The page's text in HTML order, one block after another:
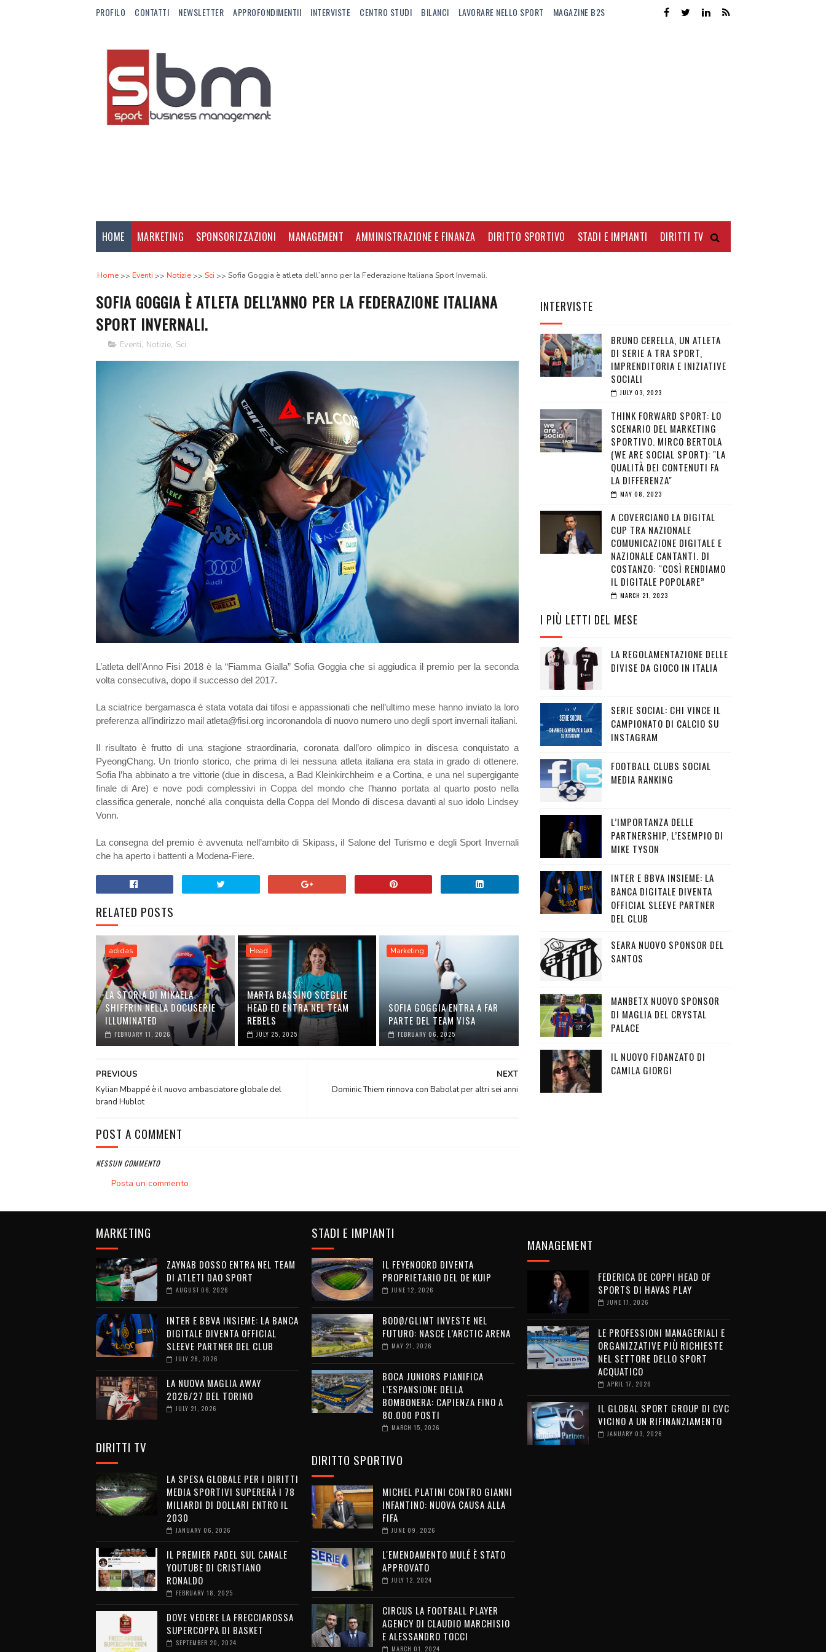
PROFILO CONTATTI NEWSLETTER APPROFONDIMENTII INTERVISTE CENTRO STUDI BILANCI LAVORARE NELLO SPORT MAGAZINE B2S
HOME MARKETING SPONSORIZZAZIONI MANAGEMENT AMMINISTRAZIONE E FINANZA DIRITTO SPORTIVO STADI E IMPIANTI DIRITTI TV
Home Eventi Notizie Sci Sofia Goggia è atleta dell’anno per la Federazione Italiana Sport Invernali.
SOFIA GOGGIA È ATLETA DELL’ANNO PER LA FEDERAZIONE ITALIANA
SPORT INVERNALI.
Eventi, Notizie, Sci
L’atleta dell’Anno Fisi 2018 è la “Fiamma Gialla” Sofia Goggia che si aggiudica il premio per la seconda
volta consecutiva, dopo il successo del 2017.
La sciatrice bergamasca è stata votata dai tifosi e appassionati che nell’ultimo mese hanno inviato la loro
preferenza all’indirizzo mail atleta@fisi.org incoronandola di nuovo numero uno degli sport invernali italiani.
Il risultato è frutto di una stagione straordinaria, coronata dall’oro olimpico in discesa conquistato a
PyeongChang. Un trionfo storico, che prima di lei nessuna atleta italiana era stata in grado di ottenere.
Sofia l’ha abbinato a tre vittorie (due in discesa, a Bad Kleinkirchheim e a Cortina, e una nel supergigante
finale di Are) e nove podi complessivi in Coppa del mondo che l’hanno portata al quarto posto nella
classifica generale, nonché alla conquista della Coppa del Mondo di discesa davanti al suo idolo Lindsey
Vonn.
La consegna del premio è avvenuta nell’ambito di Skipass, il Salone del Turismo e degli Sport Invernali
che ha aperto i battenti a Modena-Fiere.
RELATED POSTS
adidas
LA STORIA DI MIKAELA
SHIFFRIN NELLA DOCUSERIE
ILLUMINATED
FEBRUARY 11, 2026
Head
MARTA BASSINO SCEGLIE
HEAD ED ENTRA NEL TEAM
REBELS
JULY 25, 2025
Marketing
SOFIA GOGGIA ENTRA A FAR
PARTE DEL TEAM VISA
FEBRUARY 06, 2025
NEXT
Dominic Thiem rinnova con Babolat per altri sei anni
PREVIOUS
Kylian Mbappé è il nuovo ambasciatore globale del
brand Hublot
POST A COMMENT
NESSUN COMMENTO
Posta un commento
INTERVISTE
BRUNO CERELLA, UN ATLETA
DI SERIE A TRA SPORT,
IMPRENDITORIA E INIZIATIVE
SOCIALI
JULY 03, 2023
THINK FORWARD SPORT: LO
SCENARIO DEL MARKETING
SPORTIVO. MIRCO BERTOLA
(WE ARE SOCIAL SPORT): "LA
QUALITÀ DEI CONTENUTI FA
LA DIFFERENZA"
MAY 08, 2023
A COVERCIANO LA DIGITAL
CUP TRA NAZIONALE
COMUNICAZIONE DIGITALE E
NAZIONALE CANTANTI. DI
COSTANZO: “COSÌ RENDIAMO
IL DIGITALE POPOLARE”
MARCH 21, 2023
I PIÙ LETTI DEL MESE
LA REGOLAMENTAZIONE DELLE
DIVISE DA GIOCO IN ITALIA
SERIE SOCIAL: CHI VINCE IL
CAMPIONATO DI CALCIO SU
INSTAGRAM
FOOTBALL CLUBS SOCIAL
MEDIA RANKING
L’IMPORTANZA DELLE
PARTNERSHIP, L’ESEMPIO DI
MIKE TYSON
INTER E BBVA INSIEME: LA
BANCA DIGITALE DIVENTA
OFFICIAL SLEEVE PARTNER
DEL CLUB
SEARA NUOVO SPONSOR DEL
SANTOS
MANBETX NUOVO SPONSOR
DI MAGLIA DEL CRYSTAL
PALACE
IL NUOVO FIDANZATO DI
CAMILA GIORGI
MARKETING
ZAYNAB DOSSO ENTRA NEL TEAM
DI ATLETI DAO SPORT
AUGUST 06, 2026
INTER E BBVA INSIEME: LA BANCA
DIGITALE DIVENTA OFFICIAL
SLEEVE PARTNER DEL CLUB
JULY 28, 2026
LA NUOVA MAGLIA AWAY
2026/27 DEL TORINO
JULY 21, 2026
DIRITTI TV
LA SPESA GLOBALE PER I DIRITTI
MEDIA SPORTIVI SUPERERÀ I 78
MILIARDI DI DOLLARI ENTRO IL
2030
JANUARY 06, 2026
IL PREMIER PADEL SUL CANALE
YOUTUBE DI CRISTIANO
RONALDO
FEBRUARY 18, 2025
DOVE VEDERE LA FRECCIAROSSA
SUPERCOPPA DI BASKET
SEPTEMBER 20, 2024
STADI E IMPIANTI
IL FEYENOORD DIVENTA
PROPRIETARIO DEL DE KUIP
JUNE 12, 2026
BODØ/GLIMT INVESTE NEL
FUTURO: NASCE L’ARCTIC ARENA
MAY 21, 2026
BOCA JUNIORS PIANIFICA
L’ESPANSIONE DELLA
BOMBONERA: CAPIENZA FINO A
80.000 POSTI
MARCH 15, 2026
DIRITTO SPORTIVO
MICHEL PLATINI CONTRO GIANNI
INFANTINO: NUOVA CAUSA ALLA
FIFA
JUNE 09, 2026
L'EMENDAMENTO MULÉ È STATO
APPROVATO
JULY 12, 2024
CIRCUS LA FOOTBALL PLAYER
AGENCY DI CLAUDIO MARCHISIO
E ALESSANDRO TOCCI
MARCH 01, 2024
MANAGEMENT
FEDERICA DE COPPI HEAD OF
SPORTS DI HAVAS PLAY
JUNE 17, 2026
LE PROFESSIONI MANAGERIALI E
ORGANIZZATIVE PIÙ RICHIESTE
NEL SETTORE DELLO SPORT
ACQUATICO
APRIL 17, 2026
IL GLOBAL SPORT GROUP DI CVC
VICINO A UN RIFINANZIAMENTO
JANUARY 03, 2026